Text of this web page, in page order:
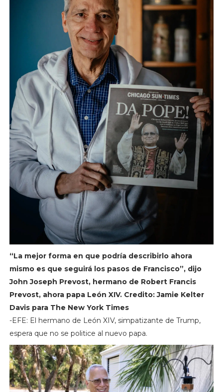
“La mejor forma en que podría describirlo ahora
mismo es que seguirá los pasos de Francisco”, dijo
John Joseph Prevost, hermano de Robert Francis
Prevost, ahora papa León XIV. Credito: Jamie Kelter
Davis para The New York Times
-EFE: El hermano de León XIV, simpatizante de Trump,
espera que no se politice al nuevo papa.